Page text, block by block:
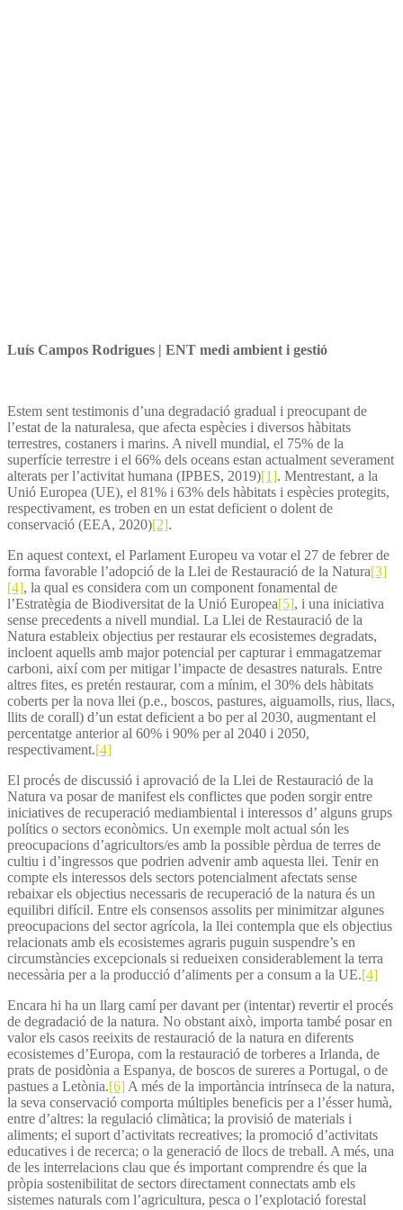
Luís Campos Rodrigues | ENT medi ambient i gestió
Estem sent testimonis d’una degradació gradual i preocupant de
l’estat de la naturalesa, que afecta espècies i diversos hàbitats
terrestres, costaners i marins. A nivell mundial, el 75% de la
superfície terrestre i el 66% dels oceans estan actualment severament
alterats per l’activitat humana (IPBES, 2019)[1]. Mentrestant, a la
Unió Europea (UE), el 81% i 63% dels hàbitats i espècies protegits,
respectivament, es troben en un estat deficient o dolent de
conservació (EEA, 2020)[2].
En aquest context, el Parlament Europeu va votar el 27 de febrer de
forma favorable l’adopció de la Llei de Restauració de la Natura[3]
[4], la qual es considera com un component fonamental de
l’Estratègia de Biodiversitat de la Unió Europea[5], i una iniciativa
sense precedents a nivell mundial. La Llei de Restauració de la
Natura estableix objectius per restaurar els ecosistemes degradats,
incloent aquells amb major potencial per capturar i emmagatzemar
carboni, així com per mitigar l’impacte de desastres naturals. Entre
altres fites, es pretén restaurar, com a mínim, el 30% dels hàbitats
coberts per la nova llei (p.e., boscos, pastures, aiguamolls, rius, llacs,
llits de corall) d’un estat deficient a bo per al 2030, augmentant el
percentatge anterior al 60% i 90% per al 2040 i 2050,
respectivament.[4]
El procés de discussió i aprovació de la Llei de Restauració de la
Natura va posar de manifest els conflictes que poden sorgir entre
iniciatives de recuperació mediambiental i interessos d’ alguns grups
polítics o sectors econòmics. Un exemple molt actual són les
preocupacions d’agricultors/es amb la possible pèrdua de terres de
cultiu i d’ingressos que podrien advenir amb aquesta llei. Tenir en
compte els interessos dels sectors potencialment afectats sense
rebaixar els objectius necessaris de recuperació de la natura és un
equilibri difícil. Entre els consensos assolits per minimitzar algunes
preocupacions del sector agrícola, la llei contempla que els objectius
relacionats amb els ecosistemes agraris puguin suspendre’s en
circumstàncies excepcionals si redueixen considerablement la terra
necessària per a la producció d’aliments per a consum a la UE.[4]
Encara hi ha un llarg camí per davant per (intentar) revertir el procés
de degradació de la natura. No obstant això, importa també posar en
valor els casos reeixits de restauració de la natura en diferents
ecosistemes d’Europa, com la restauració de torberes a Irlanda, de
prats de posidònia a Espanya, de boscos de sureres a Portugal, o de
pastues a Letònia.[6] A més de la importància intrínseca de la natura,
la seva conservació comporta múltiples beneficis per a l’ésser humà,
entre d’altres: la regulació climàtica; la provisió de materials i
aliments; el suport d’activitats recreatives; la promoció d’activitats
educatives i de recerca; o la generació de llocs de treball. A més, una
de les interrelacions clau que és important comprendre és que la
pròpia sostenibilitat de sectors directament connectats amb els
sistemes naturals com l’agricultura, pesca o l’explotació forestal